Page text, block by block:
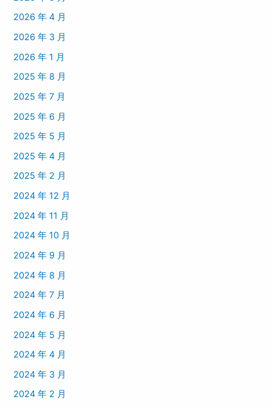
2026 年 4 月
2026 年 3 月
2026 年 1 月
2025 年 8 月
2025 年 7 月
2025 年 6 月
2025 年 5 月
2025 年 4 月
2025 年 2 月
2024 年 12 月
2024 年 11 月
2024 年 10 月
2024 年 9 月
2024 年 8 月
2024 年 7 月
2024 年 6 月
2024 年 5 月
2024 年 4 月
2024 年 3 月
2024 年 2 月